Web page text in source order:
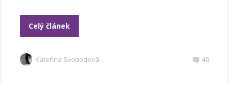
Celý článek
Kateřina Svobodová 40